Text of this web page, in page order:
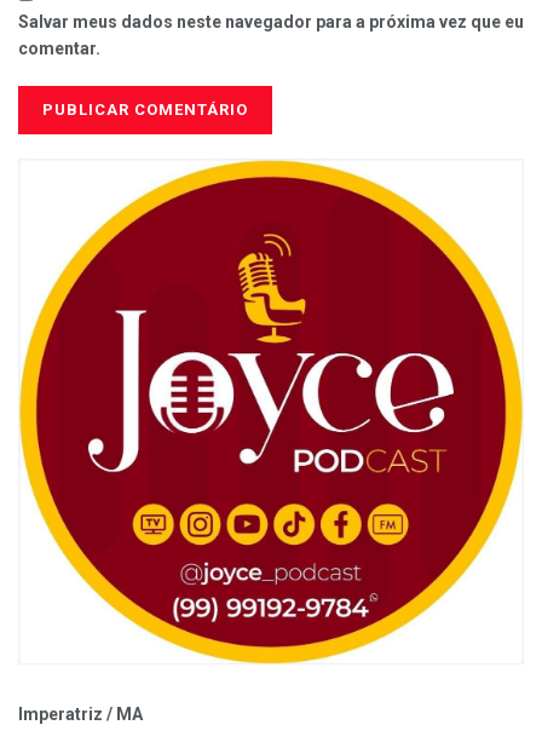
Salvar meus dados neste navegador para a próxima vez que eu
comentar.
Imperatriz / MA